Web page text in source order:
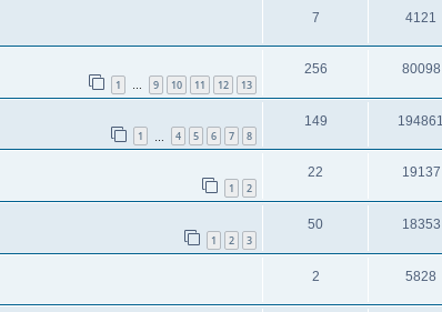
7 4121
1 … 9 10 11 12 13
256 80098
1 4 5 6 7 8
149 194861
1 2
22 19137
1 2 3
50 18353
2 5828